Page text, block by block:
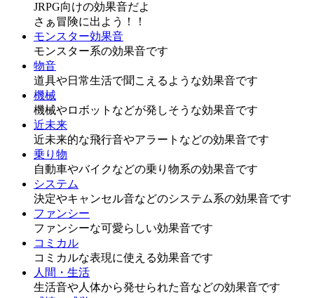
JRPG向けの効果音だよ
さぁ冒険に出よう！！
モンスター効果音
モンスター系の効果音です
物音
道具や日常生活で聞こえるような効果音です
機械
機械やロボットなどが発しそうな効果音です
近未来
近未来的な飛行音やアラートなどの効果音です
乗り物
自動車やバイクなどの乗り物系の効果音です
システム
決定やキャンセル音などのシステム系の効果音です
ファンシー
ファンシーな可愛らしい効果音です
コミカル
コミカルな表現に使える効果音です
人間・生活
生活音や人体から発せられた音などの効果音です